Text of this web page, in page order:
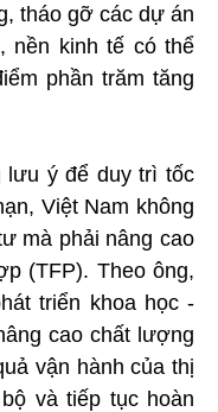
tháo gỡ các dự án
nền kinh tế có thể
phần trăm tăng
lưu ý để duy trì tốc
Việt Nam không
mà phải nâng cao
(TFP). Theo ông,
triển khoa học -
cao chất lượng
vận hành của thị
và tiếp tục hoàn